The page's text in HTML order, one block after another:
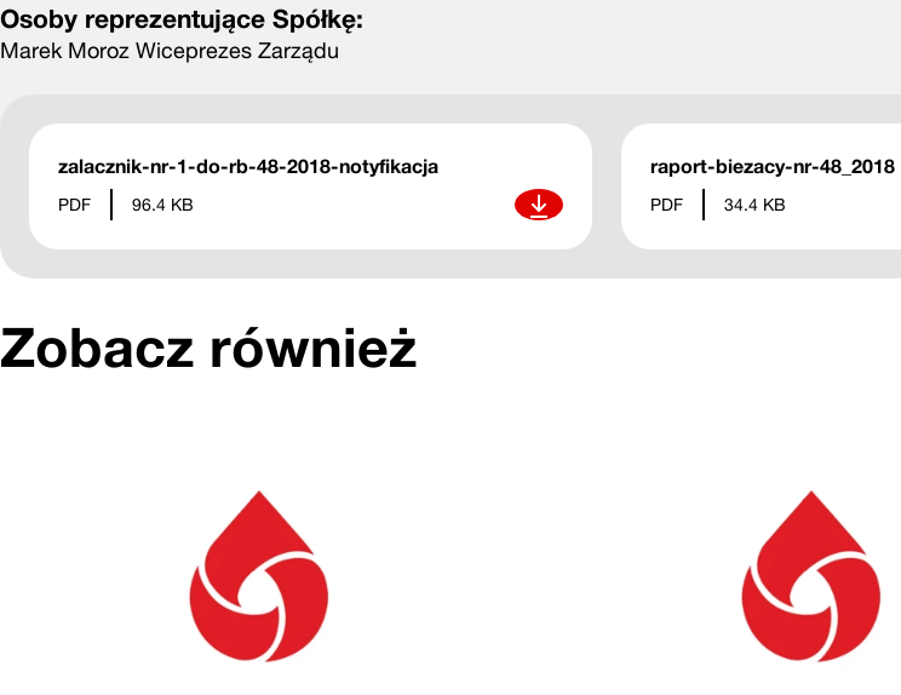
Osoby reprezentujące Spółkę:
Marek Moroz Wiceprezes Zarządu
zalacznik-nr-1-do-rb-48-2018-notyfikacja
PDF 96.4 KB Pobierz
raport-biezacy-nr-48_2018
PDF 34.4 KB
Zobacz również